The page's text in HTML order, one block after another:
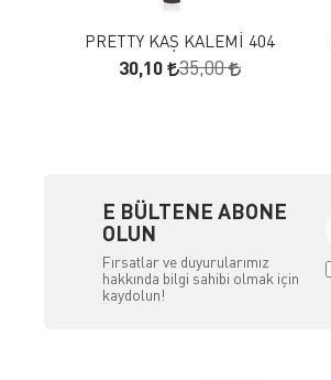
PRETTY KAŞ KALEMİ 404
30,10 35,00
E BÜLTENE ABONE
OLUN
Fırsatlar ve duyurularımız
hakkında bilgi sahibi olmak için
kaydolun!